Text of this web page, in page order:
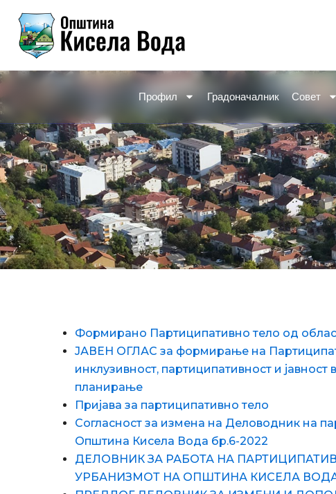
content
Профил Градоначалник Совет
Формирано Партиципативно тело од
ЈАВЕН ОГЛАС за формирање на
инклузивност, партиципативност и
планирање
Пријава за партиципативно тело
Согласност за измена на Деловодник на
Општина Кисела Вода бр.6-2022
ДЕЛОВНИК ЗА РАБОТА НА
УРБАНИЗМОТ НА ОПШТИНА КИСЕЛА